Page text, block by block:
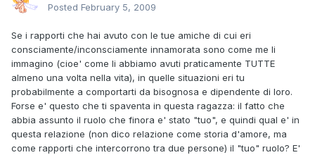
Posted February 5, 2009
Se i rapporti che hai avuto con le tue amiche di cui eri
consciamente/inconsciamente innamorata sono come me li
immagino (cioe' come li abbiamo avuti praticamente TUTTE
almeno una volta nella vita), in quelle situazioni eri tu
probabilmente a comportarti da bisognosa e dipendente di loro.
Forse e' questo che ti spaventa in questa ragazza: il fatto che
abbia assunto il ruolo che finora e' stato "tuo", e quindi qual e' in
questa relazione (non dico relazione come storia d'amore, ma
come rapporti che intercorrono tra due persone) il "tuo" ruolo? E'